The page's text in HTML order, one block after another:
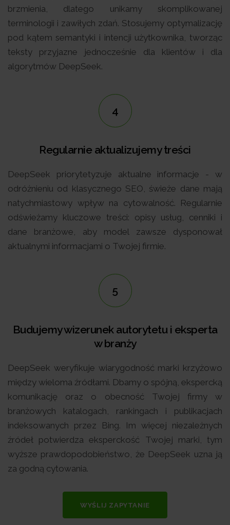
brzmienia, dlatego unikamy skomplikowanej
terminologii i zawiłych zdań. Stosujemy optymalizację
pod kątem semantyki i intencji użytkownika, tworząc
teksty przyjazne jednocześnie dla klientów i dla
algorytmów DeepSeek.
4
Regularnie aktualizujemy treści
DeepSeek priorytetyzuje aktualne informacje - w
odróżnieniu od klasycznego SEO, świeże dane mają
natychmiastowy wpływ na cytowalność. Regularnie
odświeżamy kluczowe treści: opisy usług, cenniki i
dane branżowe, aby model zawsze dysponował
aktualnymi informacjami o Twojej firmie.
5
Budujemy wizerunek autorytetu i eksperta
w branży
DeepSeek weryfikuje wiarygodność marki krzyżowo
między wieloma źródłami. Dbamy o spójną, ekspercką
komunikację oraz o obecność Twojej firmy w
branżowych katalogach, rankingach i publikacjach
indeksowanych przez Bing. Im więcej niezależnych
źródeł potwierdza eksperckość Twojej marki, tym
wyższe prawdopodobieństwo, że DeepSeek uzna ją
za godną cytowania.
WYŚLIJ ZAPYTANIE